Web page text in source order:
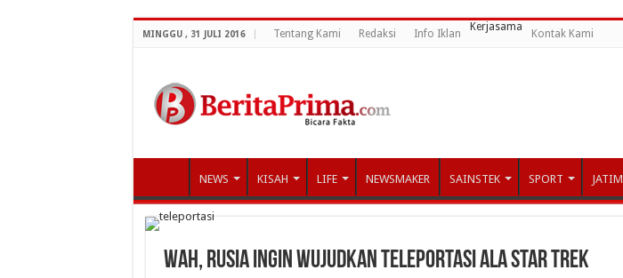
MINGGU , 31 JULI 2016 Tentang Kami Redaksi Info Iklan
Kerjasama
Kontak Kami
NEWS KISAH LIFE NEWSMAKER SAINSTEK SPORT JATIM
Wah, Rusia Ingin Wujudkan Teleportasi Ala Star Trek